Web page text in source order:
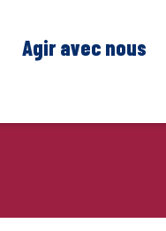
Agir avec nous